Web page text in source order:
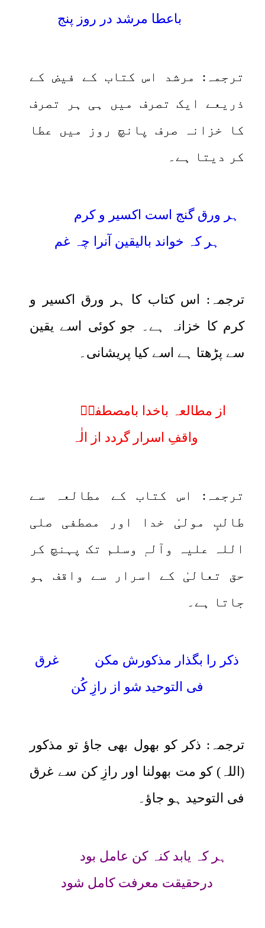
باعطا مرشد در روز پنج
ترجمہ: مرشد اس کتاب کے فیض کے
ذریعے ایک تصرف میں ہی ہر تصرف
کا خزانہ صرف پانچ روز میں عطا
کر دیتا ہے۔
ہر ورق گنج است اکسیر و کرم
ہر کہ خواند بالیقین آنرا چہ غم
ترجمہ: اس کتاب کا ہر ورق اکسیر و
کرم کا خزانہ ہے۔ جو کوئی اسے یقین
سے پڑھتا ہے اسے کیا پریشانی۔
از مطالعہ باخدا بامصطفیؐ
واقفِ اسرار گردد از الٰہ
ترجمہ: اس کتاب کے مطالعہ سے
طالبِ مولیٰ خدا اور مصطفی صلی
اللہ علیہ وآلہٖ وسلم تک پہنچ کر
حق تعالیٰ کے اسرار سے واقف ہو
جاتا ہے۔
ذکر را بگذار مذکورش مکن غرق
فی التوحید شو از رازِ کُن
ترجمہ: ذکر کو بھول بھی جاؤ تو مذکور
(اللہ) کو مت بھولنا اور رازِ کن سے غرق
فی التوحید ہو جاؤ۔
ہر کہ یابد کنہ کن عامل بود
درحقیقت معرفت کامل شود